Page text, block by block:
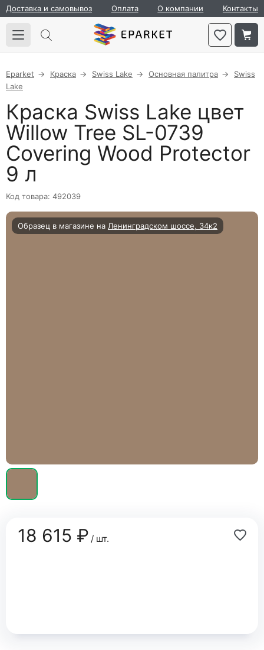
Доставка и самовывоз Оплата О компании Контакты
Eparket Краска Swiss Lake Основная палитра
Swiss
Lake
Краска Swiss Lake цвет
Willow Tree SL-0739
Covering Wood Protector
9 л
Код товара: 492039
Образец в магазине на Ленинградском шоссе, 34к2
18 615 ₽/ шт.